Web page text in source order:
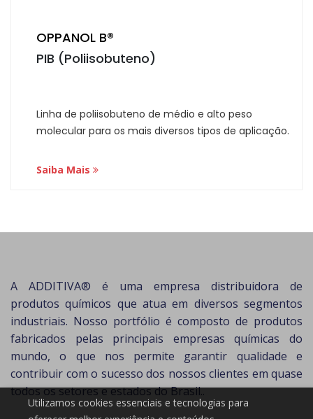
OPPANOL B®
PIB (Poliisobuteno)
Linha de poliisobuteno de médio e alto peso
molecular para os mais diversos tipos de aplicação.
Saiba Mais
A ADDITIVA® é uma empresa distribuidora de
produtos químicos que atua em diversos segmentos
industriais. Nosso portfólio é composto de produtos
fabricados pelas principais empresas químicas do
mundo, o que nos permite garantir qualidade e
contribuir com o sucesso dos nossos clientes em quase
todos os setores e estados do Brasil..
Utilizamos cookies essenciais e tecnologias para